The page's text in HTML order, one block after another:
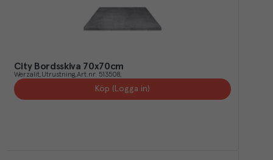
City Bordsskiva 70x70cm
Werzalit Utrustning Art.nr. 513508
Köp (Logga in)